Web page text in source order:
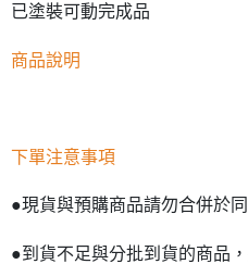
已塗裝可動完成品
商品說明
下單注意事項
●現貨與預購商品請勿合併於
●到貨不足與分批到貨的商品